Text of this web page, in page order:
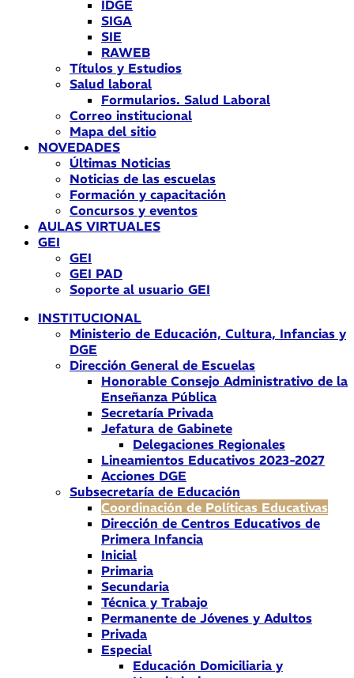
IDGE
SIGA
SIE
RAWEB
Títulos y Estudios
Salud laboral
Formularios. Salud Laboral
Correo institucional
Mapa del sitio
NOVEDADES
Últimas Noticias
Noticias de las escuelas
Formación y capacitación
Concursos y eventos
AULAS VIRTUALES
GEI
GEI
GEI PAD
Soporte al usuario GEI
INSTITUCIONAL
Ministerio de Educación, Cultura, Infancias y
DGE
Dirección General de Escuelas
Honorable Consejo Administrativo de la
Enseñanza Pública
Secretaría Privada
Jefatura de Gabinete
Delegaciones Regionales
Lineamientos Educativos 2023-2027
Acciones DGE
Subsecretaría de Educación
Coordinación de Políticas Educativas
Dirección de Centros Educativos de
Primera Infancia
Inicial
Primaria
Secundaria
Técnica y Trabajo
Permanente de Jóvenes y Adultos
Privada
Especial
Educación Domiciliaria y